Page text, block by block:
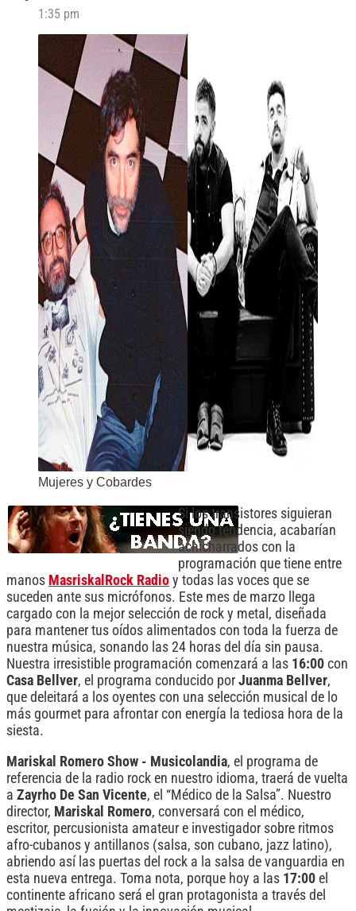
1:35 pm
Mujeres y Cobardes
Si los transistores siguieran
siendo tendencia, acabarían
achicharrados con la
programación que tiene entre
manos MasriskalRock Radio y todas las voces que se
suceden ante sus micrófonos. Este mes de marzo llega
cargado con la mejor selección de rock y metal, diseñada
para mantener tus oídos alimentados con toda la fuerza de
nuestra música, sonando las 24 horas del día sin pausa.
Nuestra irresistible programación comenzará a las 16:00 con
Casa Bellver, el programa conducido por Juanma Bellver,
que deleitará a los oyentes con una selección musical de lo
más gourmet para afrontar con energía la tediosa hora de la
siesta.
Mariskal Romero Show - Musicolandia, el programa de
referencia de la radio rock en nuestro idioma, traerá de vuelta
a Zayrho De San Vicente, el “Médico de la Salsa”. Nuestro
director, Mariskal Romero, conversará con el médico,
escritor, percusionista amateur e investigador sobre ritmos
afro-cubanos y antillanos (salsa, son cubano, jazz latino),
abriendo así las puertas del rock a la salsa de vanguardia en
esta nueva entrega. Toma nota, porque hoy a las 17:00 el
continente africano será el gran protagonista a través del